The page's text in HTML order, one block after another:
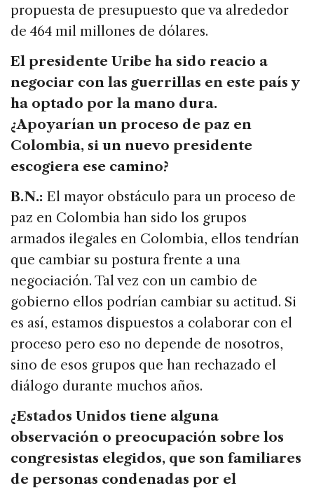
propuesta de presupuesto que va alrededor
de 464 mil millones de dólares.
El presidente Uribe ha sido reacio a
negociar con las guerrillas en este país y
ha optado por la mano dura.
¿Apoyarían un proceso de paz en
Colombia, si un nuevo presidente
escogiera ese camino?
B.N.: El mayor obstáculo para un proceso de
paz en Colombia han sido los grupos
armados ilegales en Colombia, ellos tendrían
que cambiar su postura frente a una
negociación. Tal vez con un cambio de
gobierno ellos podrían cambiar su actitud. Si
es así, estamos dispuestos a colaborar con el
proceso pero eso no depende de nosotros,
sino de esos grupos que han rechazado el
diálogo durante muchos años.
¿Estados Unidos tiene alguna
observación o preocupación sobre los
congresistas elegidos, que son familiares
de personas condenadas por el